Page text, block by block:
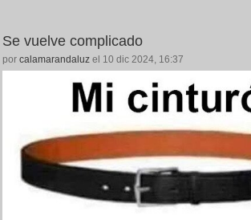
Se vuelve complicado
por calamarandaluz el 10 dic 2024, 16:37